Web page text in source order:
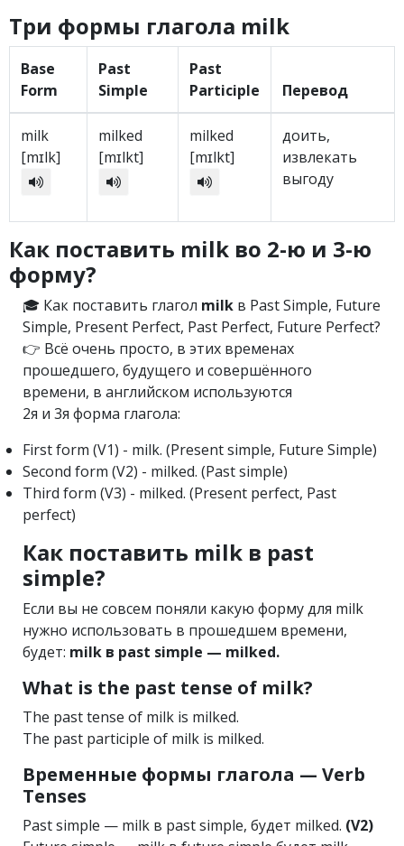
Три формы глагола milk
Base
Form
Past
Simple
Past
Participle
Перевод
milk
[mɪlk]
milked
[mɪlkt]
milked
[mɪlkt]
доить,
извлекать
выгоду
Как поставить milk во 2-ю и 3-ю
форму?
🎓 Как поставить глагол milk в Past Simple, Future
Simple, Present Perfect, Past Perfect, Future Perfect?
👉 Всё очень просто, в этих временах
прошедшего, будущего и совершённого
времени, в английском используются
2я и 3я форма глагола:
First form (V1) - milk. (Present simple, Future Simple)
Second form (V2) - milked. (Past simple)
Third form (V3) - milked. (Present perfect, Past
perfect)
Как поставить milk в past
simple?
Если вы не совсем поняли какую форму для milk
нужно использовать в прошедшем времени,
будет: milk в past simple — milked.
What is the past tense of milk?
The past tense of milk is milked.
The past participle of milk is milked.
Временные формы глагола — Verb
Tenses
Past simple — milk в past simple, будет milked. (V2)